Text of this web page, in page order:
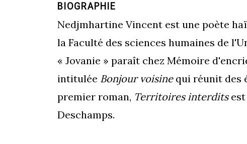
BIOGRAPHIE
Nedjmhartine Vincent est une poète
la Faculté des sciences humaines de
« Jovanie » paraît chez Mémoire
intitulée Bonjour voisinequi réunit des
premier roman, Territoires interditsest
Deschamps.